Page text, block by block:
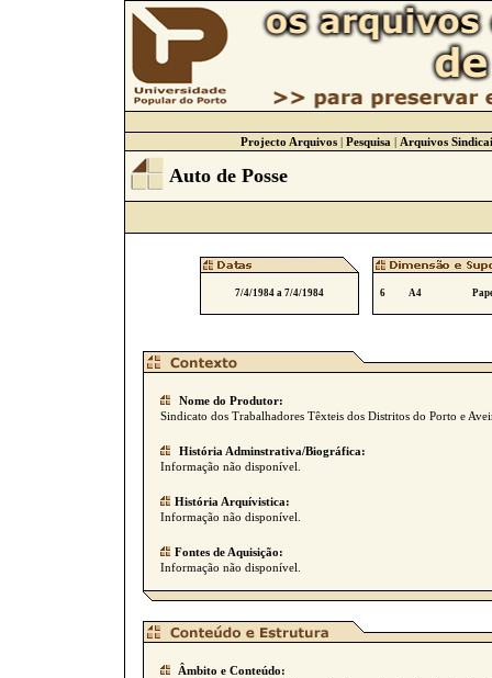
Projecto Arquivos| Pesquisa | Arquivos
Auto de Posse
7/4/1984 a 7/4/1984 6 A4
Nome do Produtor:
Sindicato dos Trabalhadores Têxteis dos Distritos do Porto e
História Adminstrativa/Biográfica:
Informação não disponível.
História Arquívistica:
Informação não disponível.
Fontes de Aquisição:
Informação não disponível.
Âmbito e Conteúdo: